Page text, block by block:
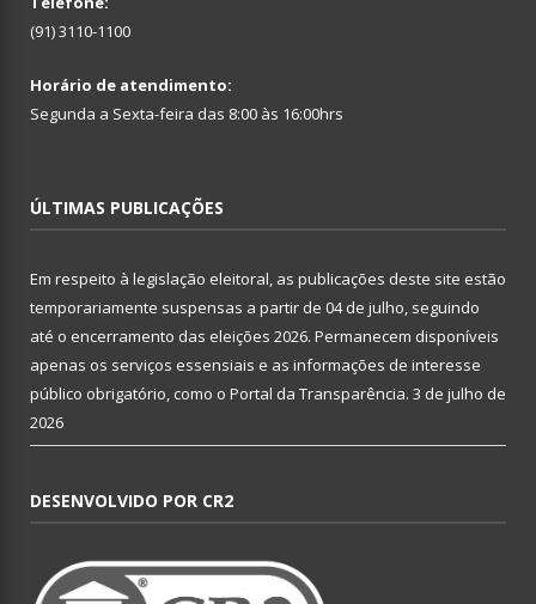
(91) 3110-1100
Horário de atendimento:
Segunda a Sexta-feira das 8:00 às 16:00hrs
ÚLTIMAS PUBLICAÇÕES
Em respeito à legislação eleitoral, as publicações deste site estão
temporariamente suspensas a partir de 04 de julho, seguindo
até o encerramento das eleições 2026. Permanecem disponíveis
apenas os serviços essensiais e as informações de interesse
público obrigatório, como o Portal da Transparência. 3 de julho de
2026
DESENVOLVIDO POR CR2